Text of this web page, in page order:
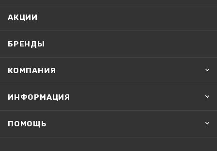
АКЦИИ
БРЕНДЫ
КОМПАНИЯ
ИНФОРМАЦИЯ
ПОМОЩЬ